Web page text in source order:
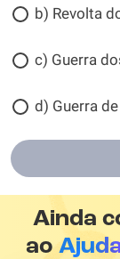
b) Revolta
c) Guerra
d) Guerra
Ainda
ao